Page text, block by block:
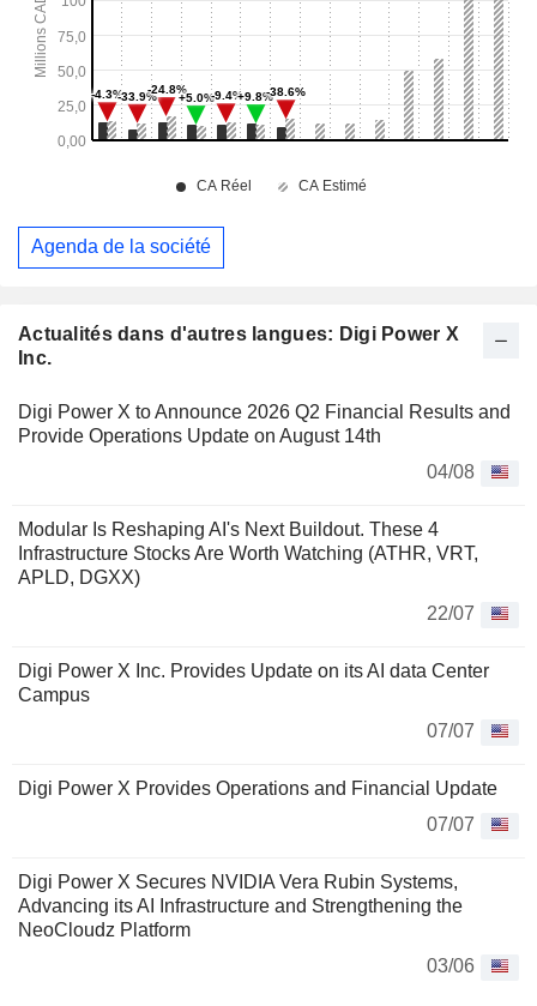
Actualités dans d'autres langues: Digi Power X
Inc.
Digi Power X to Announce 2026 Q2 Financial Results and
Provide Operations Update on August 14th
04/08
Modular Is Reshaping AI's Next Buildout. These 4
Infrastructure Stocks Are Worth Watching (ATHR, VRT,
APLD, DGXX)
22/07
Digi Power X Inc. Provides Update on its AI data Center
Campus
07/07
Digi Power X Provides Operations and Financial Update
07/07
Digi Power X Secures NVIDIA Vera Rubin Systems,
Advancing its AI Infrastructure and Strengthening the
NeoCloudz Platform
03/06
Agenda de la société